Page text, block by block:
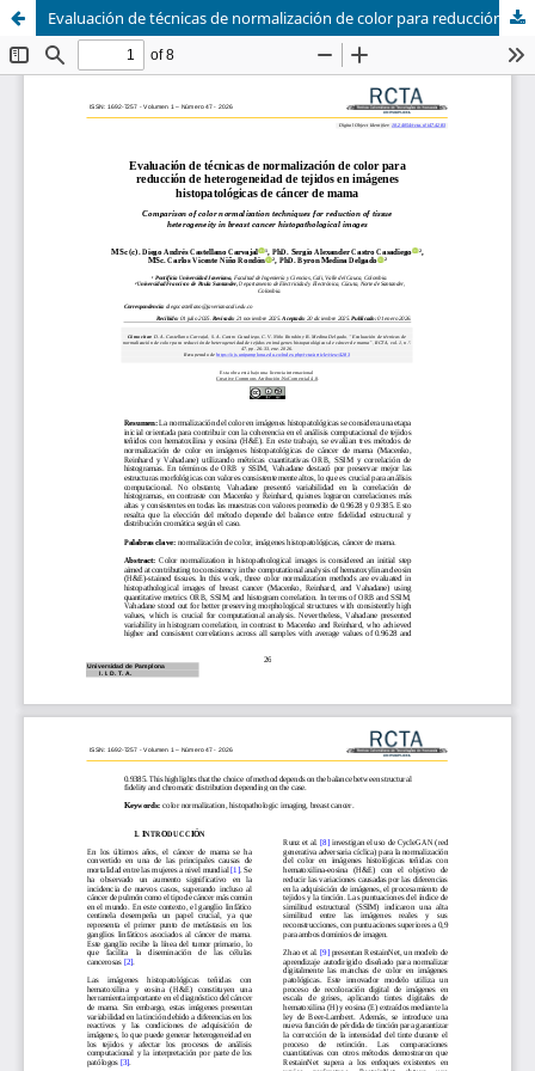
Evaluación de técnicas de normalización de color para reducción de heterogeneidad de tejidos en imágenes histopatológicas de cáncer de mama